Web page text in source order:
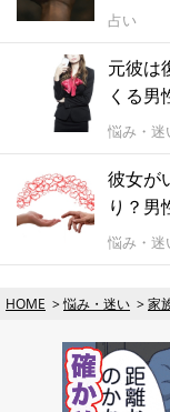
占い
元彼は
くる男
悩み・迷
彼女が
り？男
悩み・迷
HOME 悩み・迷い 家